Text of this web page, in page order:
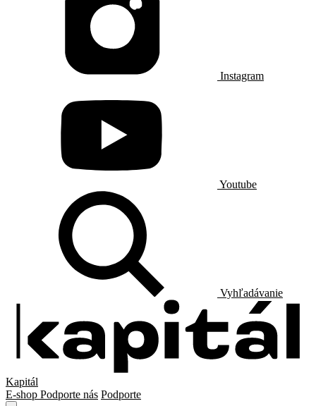
Instagram
Youtube
Vyhľadávanie
Kapitál
E-shop Podporte nás Podporte